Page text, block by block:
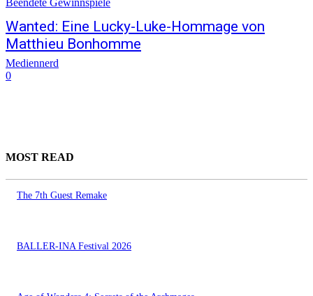
Beendete Gewinnspiele
Wanted: Eine Lucky-Luke-Hommage von
Matthieu Bonhomme
Mediennerd
0
MOST READ
The 7th Guest Remake
BALLER-INA Festival 2026